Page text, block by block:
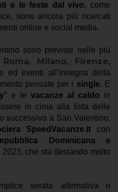
e le feste dal vivo, come
sono ancora più ricercati
online e social media.
sono previste nelle più
Roma, Milano, Firenze,
ed eventi all’insegna della
pensate per i single. E
” e le vacanze al caldo in
in cima alla lista delle
successivo a San Valentino,
SpeedVacanze.it
con
Dominicana e
che sta destando molto
serata alternativa o